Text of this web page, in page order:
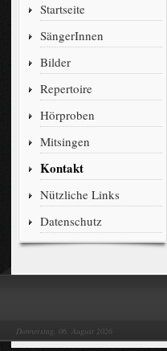
Startseite
SängerInnen
Bilder
Repertoire
Hörproben
Mitsingen
Kontakt
Nützliche Links
Datenschutz
Donnerstag, 06. August 2026